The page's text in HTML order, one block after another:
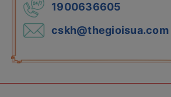
1900636605
cskh@thegioisua.com